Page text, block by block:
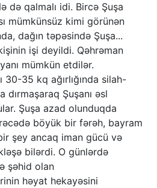
də qalmalı idi. Bircə Şuşa
mümkünsüz kimi görünən
dağın təpəsində Şuşa...
işi deyildi. Qəhrəman
mümkün etdilər.
30-35 kq ağırlığında silah-
dırmaşaraq Şuşanı əsl
Şuşa azad olunduqda
böyük bir fərəh, bayram
şey ancaq iman gücü və
bilərdi. O günlərdə
şəhid olan
həyat hekayəsini